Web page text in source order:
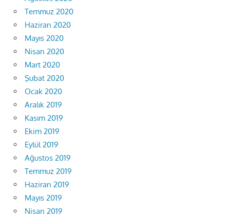
Temmuz 2020
Haziran 2020
Mayıs 2020
Nisan 2020
Mart 2020
Şubat 2020
Ocak 2020
Aralık 2019
Kasım 2019
Ekim 2019
Eylül 2019
Ağustos 2019
Temmuz 2019
Haziran 2019
Mayıs 2019
Nisan 2019